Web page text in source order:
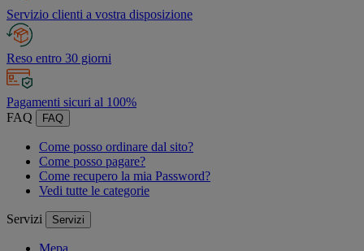
Servizio clienti a vostra disposizione
Reso entro 30 giorni
Pagamenti sicuri al 100%
FAQ
FAQ
Come posso ordinare dal sito?
Come posso pagare?
Come recupero la mia Password?
Vedi tutte le categorie
Servizi Servizi
Mepa